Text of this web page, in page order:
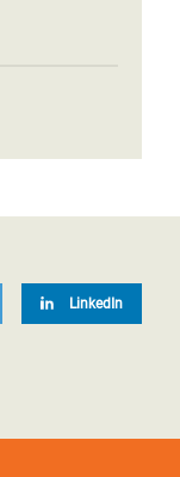
LinkedIn